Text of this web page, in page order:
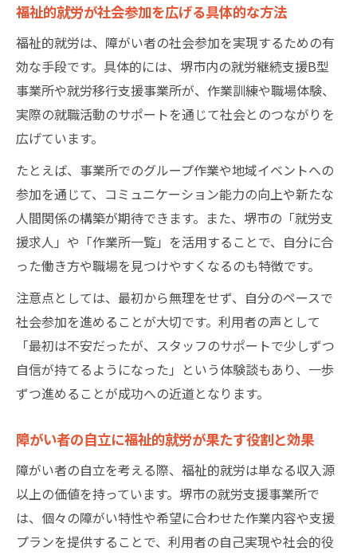
ト
堺市の就労支援求人から見る選び方の基準
福祉的就労と一般就労の違いを詳しく解説
支援プログラムの比較でわかる効果的な選
択
働きやすさ重視の堺市福祉的就労事情
福祉的就労が叶える働きやすい職場環境の
工夫
堺市で注目される福祉的就労の職場づくり
勤務時間や休日の面から見る福祉的就労の
特徴
福祉的就労利用者の満足度と働きやすさの
実態
福祉的就労が社会参加を広げる具体的な方法
福祉的就労は、障がい者の社会参加を実現するための有
効な手段です。具体的には、堺市内の就労継続支援B型
事業所や就労移行支援事業所が、作業訓練や職場体験、
実際の就職活動のサポートを通じて社会とのつながりを
広げています。
たとえば、事業所でのグループ作業や地域イベントへの
参加を通じて、コミュニケーション能力の向上や新たな
人間関係の構築が期待できます。また、堺市の「就労支
援求人」や「作業所一覧」を活用することで、自分に合
った働き方や職場を見つけやすくなるのも特徴です。
注意点としては、最初から無理をせず、自分のペースで
社会参加を進めることが大切です。利用者の声として
「最初は不安だったが、スタッフのサポートで少しずつ
自信が持てるようになった」という体験談もあり、一歩
ずつ進めることが成功への近道となります。
障がい者の自立に福祉的就労が果たす役割と効果
障がい者の自立を考える際、福祉的就労は単なる収入源
以上の価値を持っています。堺市の就労支援事業所で
は、個々の障がい特性や希望に合わせた作業内容や支援
プランを提供することで、利用者の自己実現や社会的役